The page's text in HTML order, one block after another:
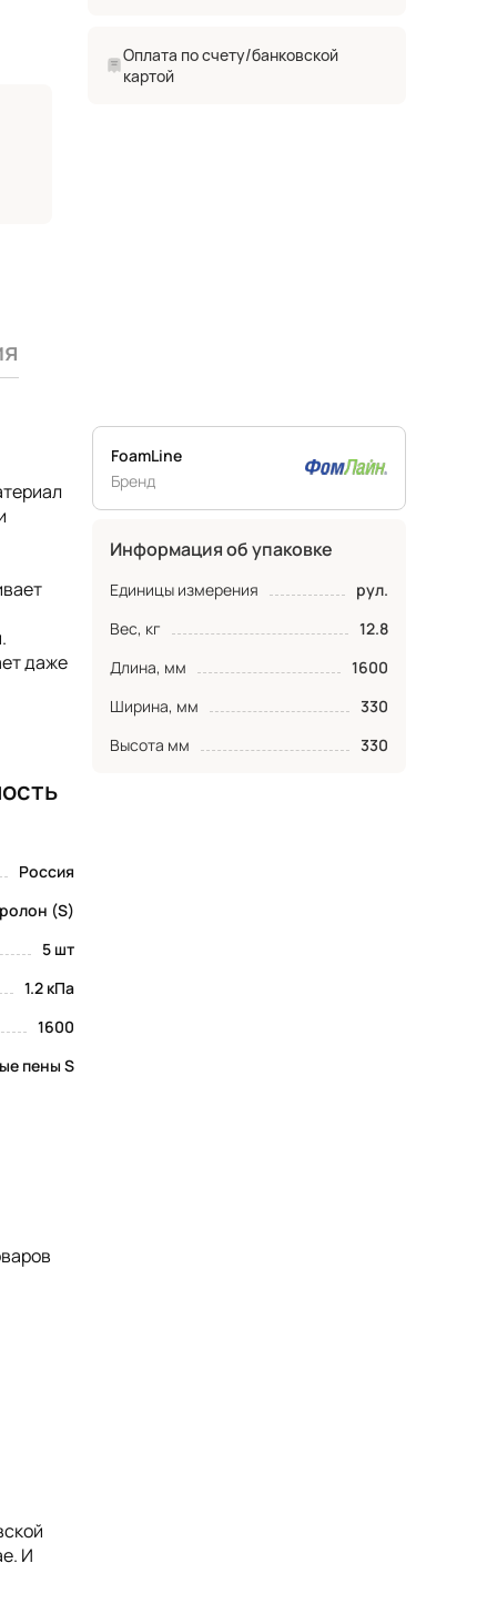
Оплата по счету/банковской
картой
даже
Россия
(S)
5 шт
1.2 кПа
1600
пены S
И
FoamLine
Бренд
Информация об упаковке
Единицы измерения
рул.
Вес, кг
12.8
Длина, мм
1600
Ширина, мм
330
Высота мм
330